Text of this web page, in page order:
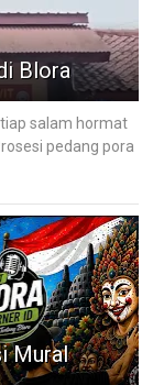
Blora
salam hormat
pedang pora
Mural